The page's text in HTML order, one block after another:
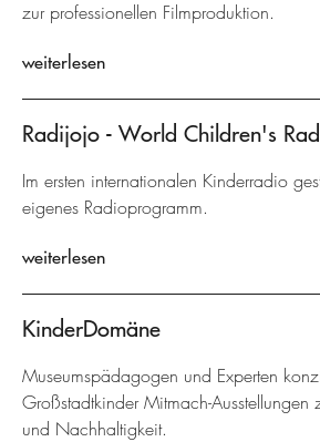
zur professionellen Filmproduktion.
weiterlesen
Radijojo - World Children's
Im ersten internationalen Kinderradio
eigenes Radioprogramm.
weiterlesen
KinderDomäne
Museumspädagogen und Experten
Großstadtkinder Mitmach-Ausstellungen
und Nachhaltigkeit.